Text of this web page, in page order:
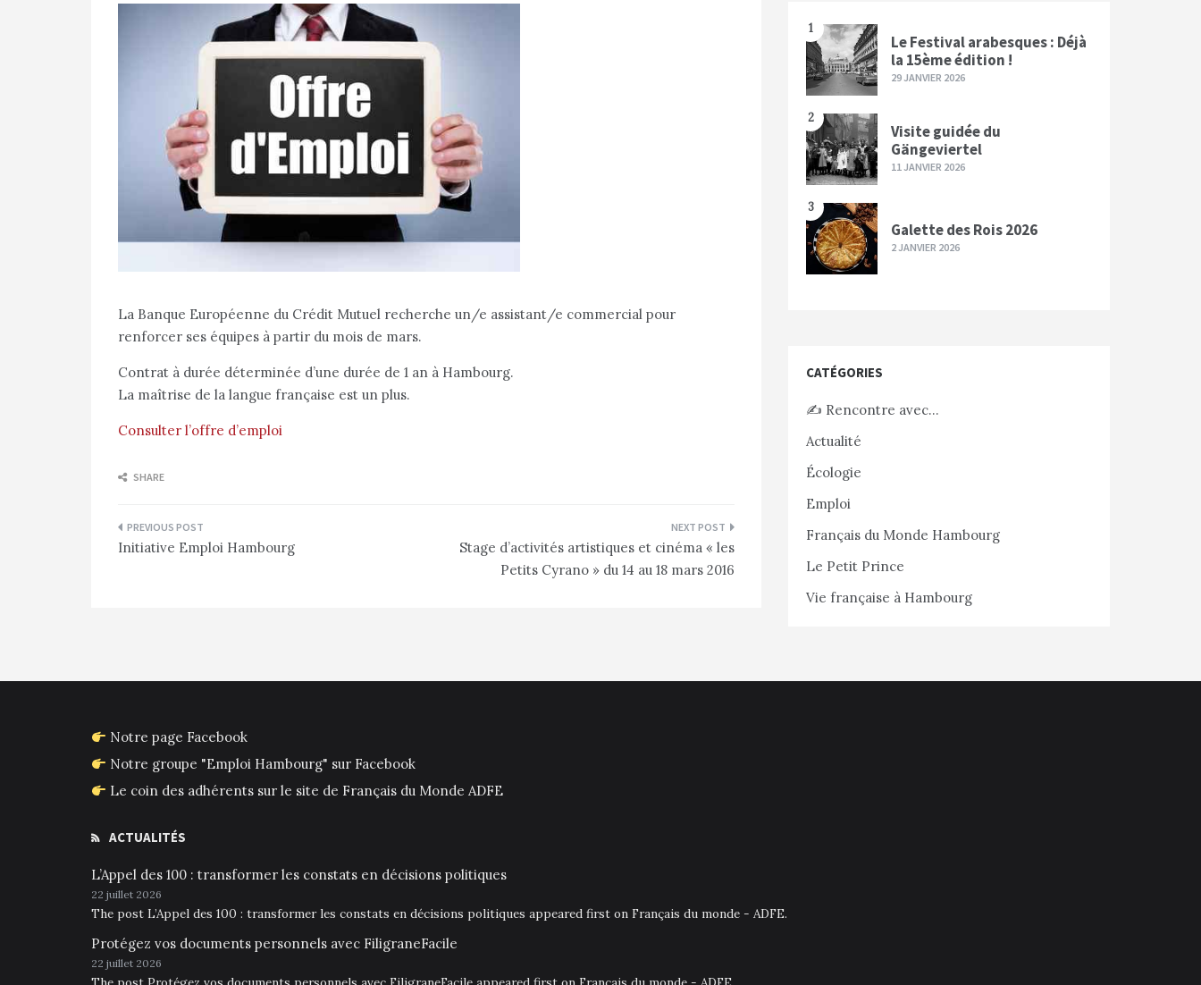
La Banque Européenne du Crédit Mutuel recherche un/e assistant/e commercial pour
renforcer ses équipes à partir du mois de mars.
Contrat à durée déterminée d’une durée de 1 an à Hambourg.
La maîtrise de la langue française est un plus.
Consulter l’offre d’emploi
SHARE
Navigation
de
Initiative Emploi Hambourg
Stage d’activités artistiques et cinéma « les
Petits Cyrano » du 14 au 18 mars 2016
1
Le Festival arabesques : Déjà
la 15ème édition !
29 JANVIER 2026
2
Visite guidée du
Gängeviertel
11 JANVIER 2026
3
Galette des Rois 2026
2 JANVIER 2026
CATÉGORIES
✍️ Rencontre avec…
Actualité
Écologie
Emploi
Français du Monde Hambourg
Le Petit Prince
Vie française à Hambourg
Notre page Facebook
Notre groupe "Emploi Hambourg" sur Facebook
Le coin des adhérents sur le site de Français du Monde ADFE
ACTUALITÉS
L’Appel des 100 : transformer les constats en décisions politiques
22 juillet 2026
The post L’Appel des 100 : transformer les constats en décisions politiques appeared first on Français du monde - ADFE.
Protégez vos documents personnels avec FiligraneFacile
22 juillet 2026